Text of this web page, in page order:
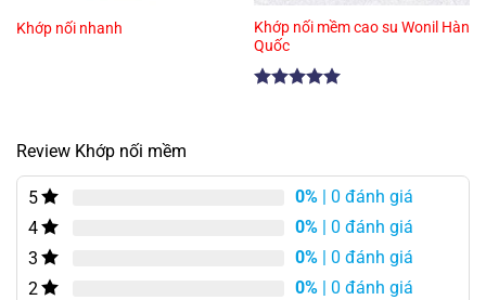
Khớp nối nhanh
Khớp nối mềm cao su Wonil Hàn
Quốc
Review Khớp nối mềm
5 0% | 0 đánh giá
4
0% | 0 đánh giá
3
0% | 0 đánh giá
2
0% | 0 đánh giá